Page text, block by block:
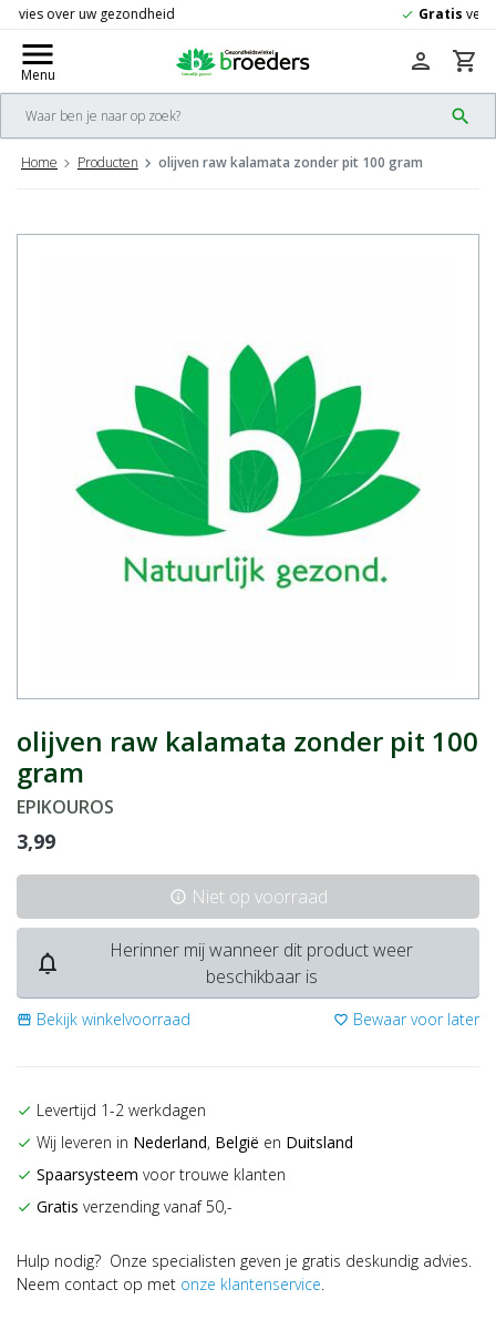
check Gratis
menu
Menu
search
person shopping_cart
Home Producten olijven raw kalamata zonder pit 100 gram
olijven raw kalamata zonder pit 100
gram
EPIKOUROS
3,99
info Niet op voorraad
notifications_none
Herinner mij wanneer dit product weer
beschikbaar is
storefront Bekijk winkelvoorraad favorite_border Bewaar voor later
check Levertijd 1-2 werkdagen
check Wij leveren in Nederland, België en Duitsland
check Spaarsysteem voor trouwe klanten
check Gratis verzending vanaf 50,-
Hulp nodig? Onze specialisten geven je gratis deskundig advies.
Neem contact op met onze klantenservice.